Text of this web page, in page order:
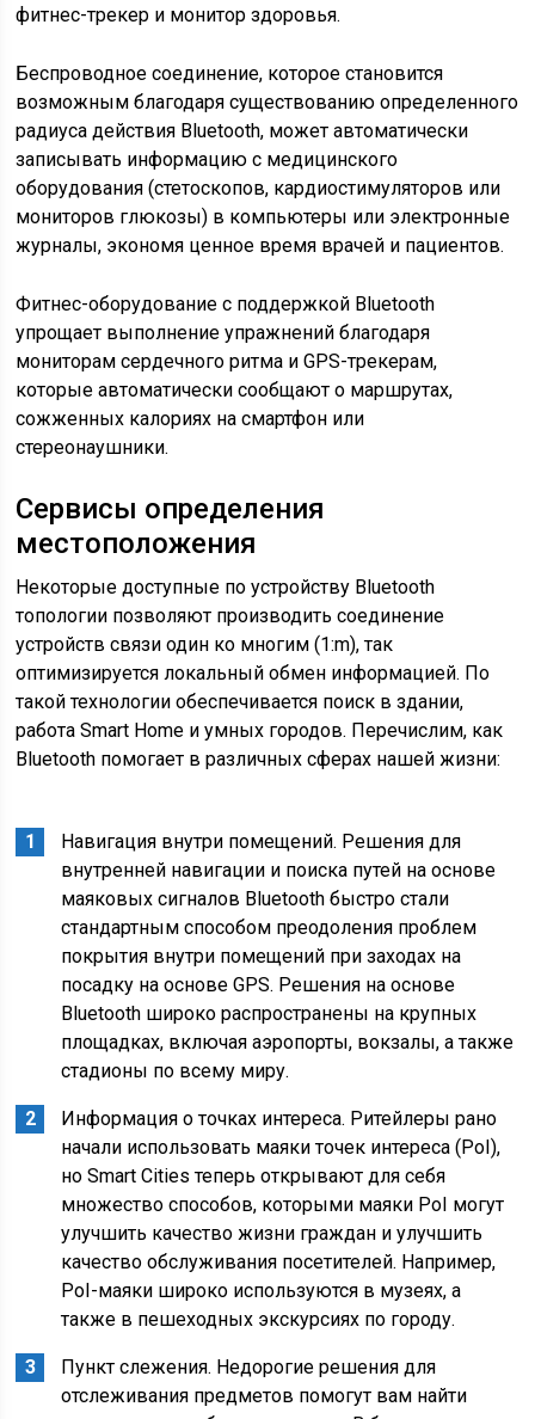
фитнес-трекер и монитор здоровья.
Беспроводное соединение, которое становится
возможным благодаря существованию определенного
радиуса действия Bluetooth, может автоматически
записывать информацию с медицинского
оборудования (стетоскопов, кардиостимуляторов или
мониторов глюкозы) в компьютеры или электронные
журналы, экономя ценное время врачей и пациентов.
Фитнес-оборудование с поддержкой Bluetooth
упрощает выполнение упражнений благодаря
мониторам сердечного ритма и GPS-трекерам,
которые автоматически сообщают о маршрутах,
сожженных калориях на смартфон или
стереонаушники.
Сервисы определения
местоположения
Некоторые доступные по устройству Bluetooth
топологии позволяют производить соединение
устройств связи один ко многим (1:m), так
оптимизируется локальный обмен информацией. По
такой технологии обеспечивается поиск в здании,
работа Smart Home и умных городов. Перечислим, как
Bluetooth помогает в различных сферах нашей жизни:
Навигация внутри помещений. Решения для
внутренней навигации и поиска путей на основе
маяковых сигналов Bluetooth быстро стали
стандартным способом преодоления проблем
покрытия внутри помещений при заходах на
посадку на основе GPS. Решения на основе
Bluetooth широко распространены на крупных
площадках, включая аэропорты, вокзалы, а также
стадионы по всему миру.
Информация о точках интереса. Ритейлеры рано
начали использовать маяки точек интереса (PoI),
но Smart Cities теперь открывают для себя
множество способов, которыми маяки PoI могут
улучшить качество жизни граждан и улучшить
качество обслуживания посетителей. Например,
PoI-маяки широко используются в музеях, а
также в пешеходных экскурсиях по городу.
Пункт слежения. Недорогие решения для
отслеживания предметов помогут вам найти